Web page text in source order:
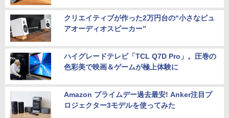
クリエイティブが作った2万円台の“小さなピュ
アオーディオスピーカー”
ハイグレードテレビ「TCL Q7D Pro」。圧巻の
色彩美で映画＆ゲームが極上体験に
Amazon プライムデー過去最安! Anker注目プ
ロジェクター3モデルを使ってみた